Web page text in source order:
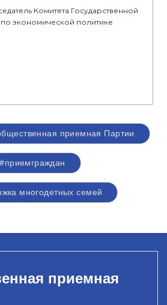
Комитета Государственной
экономической политике
приемная Партии
#приемграждан
многодетных семей
приемная